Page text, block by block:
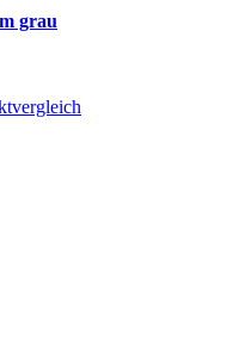
grau